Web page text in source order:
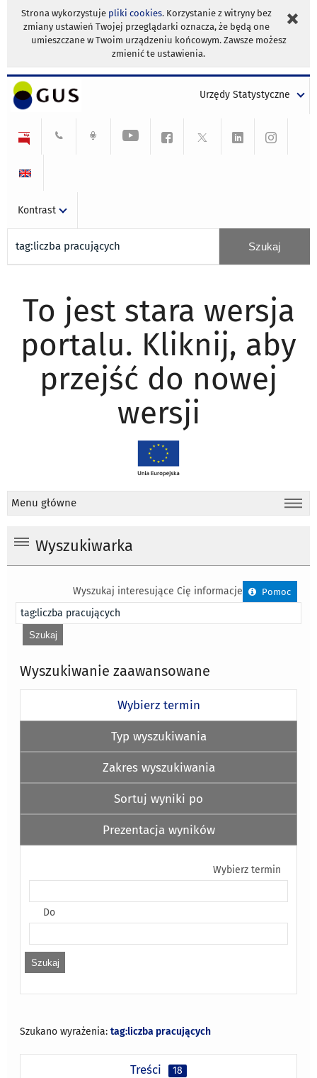
Strona wykorzystuje pliki cookies. Korzystanie z witryny bez
zmiany ustawień Twojej przeglądarki oznacza, że będą one
umieszczane w Twoim urządzeniu końcowym. Zawsze możesz
zmienić te ustawienia.
Urzędy Statystyczne
Kontrast
To jest stara wersja
portalu. Kliknij, aby
przejść do nowej
wersji
Menu główne
Wyszukiwarka
Pomoc
Wyszukaj interesujące Cię informacje
Wyszukiwanie zaawansowane
Wybierz termin
Typ wyszukiwania
Zakres wyszukiwania
Sortuj wyniki po
Prezentacja wyników
Wybierz termin
Do
Szukano wyrażenia:tag:liczba pracujących
Treści 18